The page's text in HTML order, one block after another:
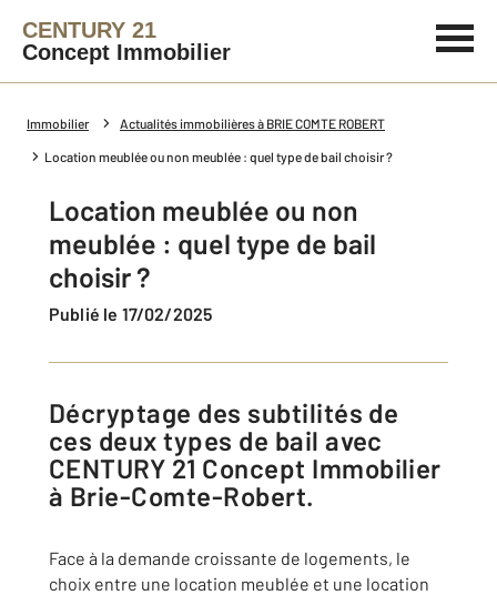
CENTURY 21
Concept Immobilier
Immobilier Actualités immobilières à BRIE COMTE ROBERT
Location meublée ou non meublée : quel type de bail choisir ?
Location meublée ou non
meublée : quel type de bail
choisir ?
Publié le 17/02/2025
Décryptage des subtilités de
ces deux types de bail avec
CENTURY 21 Concept Immobilier
à Brie-Comte-Robert.
Face à la demande croissante de logements, le
choix entre une location meublée et une location